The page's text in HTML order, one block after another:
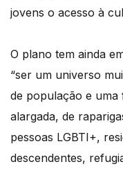
jovens o acesso à
O plano tem ainda
“ser um universo
de população e uma
alargada, de
pessoas LGBTI+,
descendentes,